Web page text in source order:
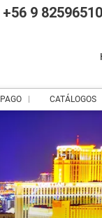
9 82596510
CATÁLOGOS